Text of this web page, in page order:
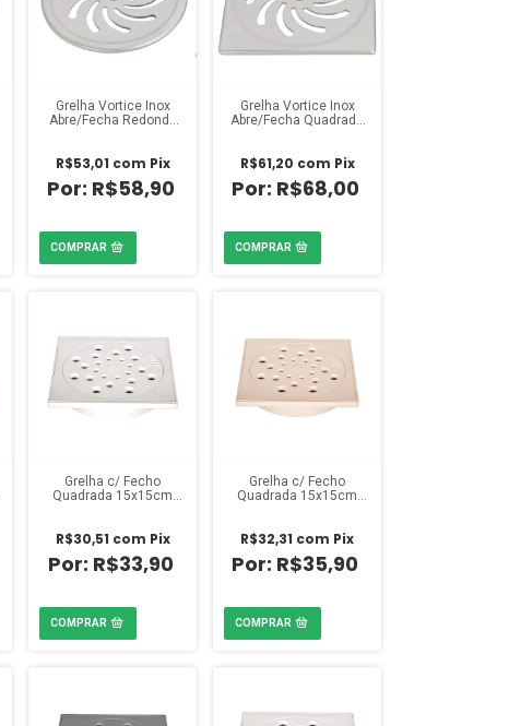
Grelha Vortice Inox
Abre/Fecha Redonda
R$58,90
R$53,01 com Pix
Grelha Vortice Inox
Abre/Fecha Quadrada
R$68,00
R$61,20 com Pix
Grelha c/ Fecho
Quadrada 15x15cm
R$33,90
R$30,51 com Pix
Grelha c/ Fecho
Quadrada 15x15cm
R$35,90
R$32,31 com Pix